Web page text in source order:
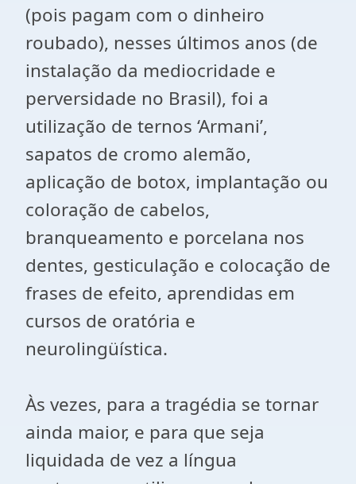
(pois pagam com o dinheiro
roubado), nesses últimos anos (de
instalação da mediocridade e
perversidade no Brasil), foi a
utilização de ternos ‘Armani’,
sapatos de cromo alemão,
aplicação de botox, implantação ou
coloração de cabelos,
branqueamento e porcelana nos
dentes, gesticulação e colocação de
frases de efeito, aprendidas em
cursos de oratória e
neurolingüística.
Às vezes, para a tragédia se tornar
ainda maior, e para que seja
liquidada de vez a língua